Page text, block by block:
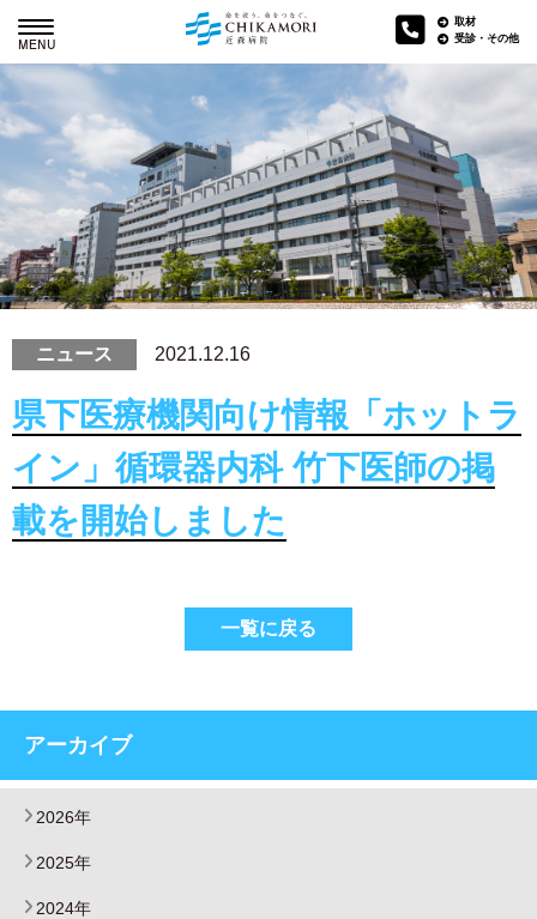
MENU
取材
受診・その他
ニュース 2021.12.16
県下医療機関向け情報「ホットラ
イン」循環器内科 竹下医師の掲
載を開始しました
一覧に戻る
アーカイブ
2026年
2025年
2024年